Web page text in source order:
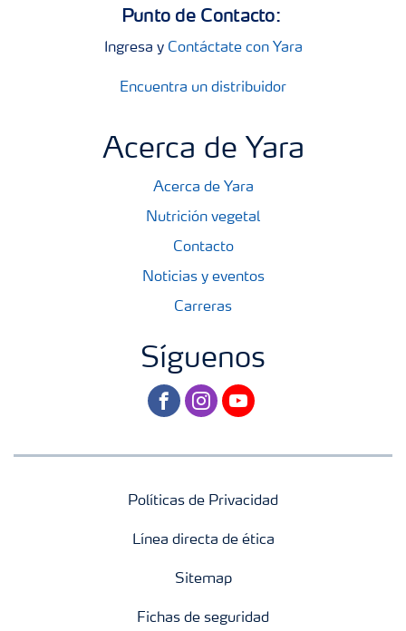
Punto de Contacto:
Ingresa y Contáctate con Yara
Encuentra un distribuidor
Acerca de Yara
Acerca de Yara
Nutrición vegetal
Contacto
Noticias y eventos
Carreras
Síguenos
facebookinstagram
youtube
Políticas de Privacidad
Línea directa de ética
Sitemap
Fichas de seguridad